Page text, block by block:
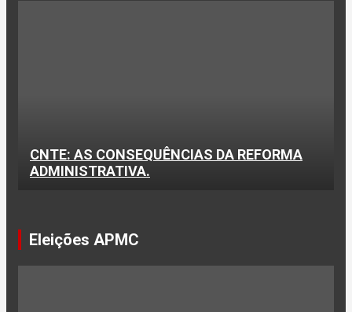
CNTE: AS CONSEQUÊNCIAS DA REFORMA
ADMINISTRATIVA.
Eleições APMC